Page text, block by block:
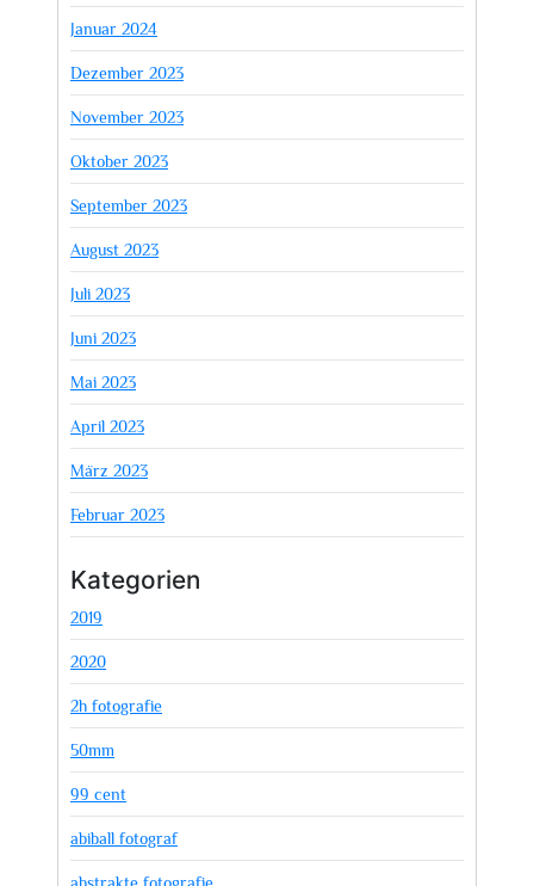
Januar 2024
Dezember 2023
November 2023
Oktober 2023
September 2023
August 2023
Juli 2023
Juni 2023
Mai 2023
April 2023
März 2023
Februar 2023
Kategorien
2019
2020
2h fotografie
50mm
99 cent
abiball fotograf